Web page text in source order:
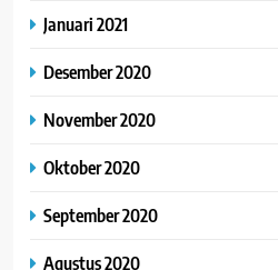
Januari 2021
Desember 2020
November 2020
Oktober 2020
September 2020
Agustus 2020